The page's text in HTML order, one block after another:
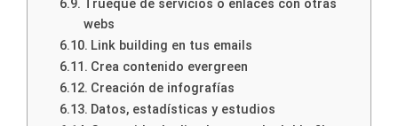
webs
Link building en tus emails
Crea contenido evergreen
Creación de infografías
Datos, estadísticas y estudios